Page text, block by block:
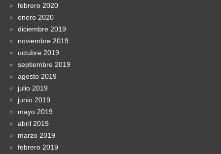
febrero 2020
enero 2020
diciembre 2019
noviembre 2019
octubre 2019
septiembre 2019
agosto 2019
julio 2019
junio 2019
mayo 2019
abril 2019
marzo 2019
febrero 2019